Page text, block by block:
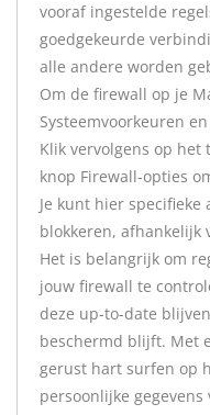
vooraf ingestelde
goedgekeurde
alle andere worden
Om de firewall op je
Systeemvoorkeuren
Klik vervolgens op het
knop Firewall-opties
Je kunt hier specifieke
blokkeren, afhankelijk
Het is belangrijk om
jouw firewall te
deze up-to-date
beschermd blijft. Met
gerust hart surfen op
persoonlijke gegevens